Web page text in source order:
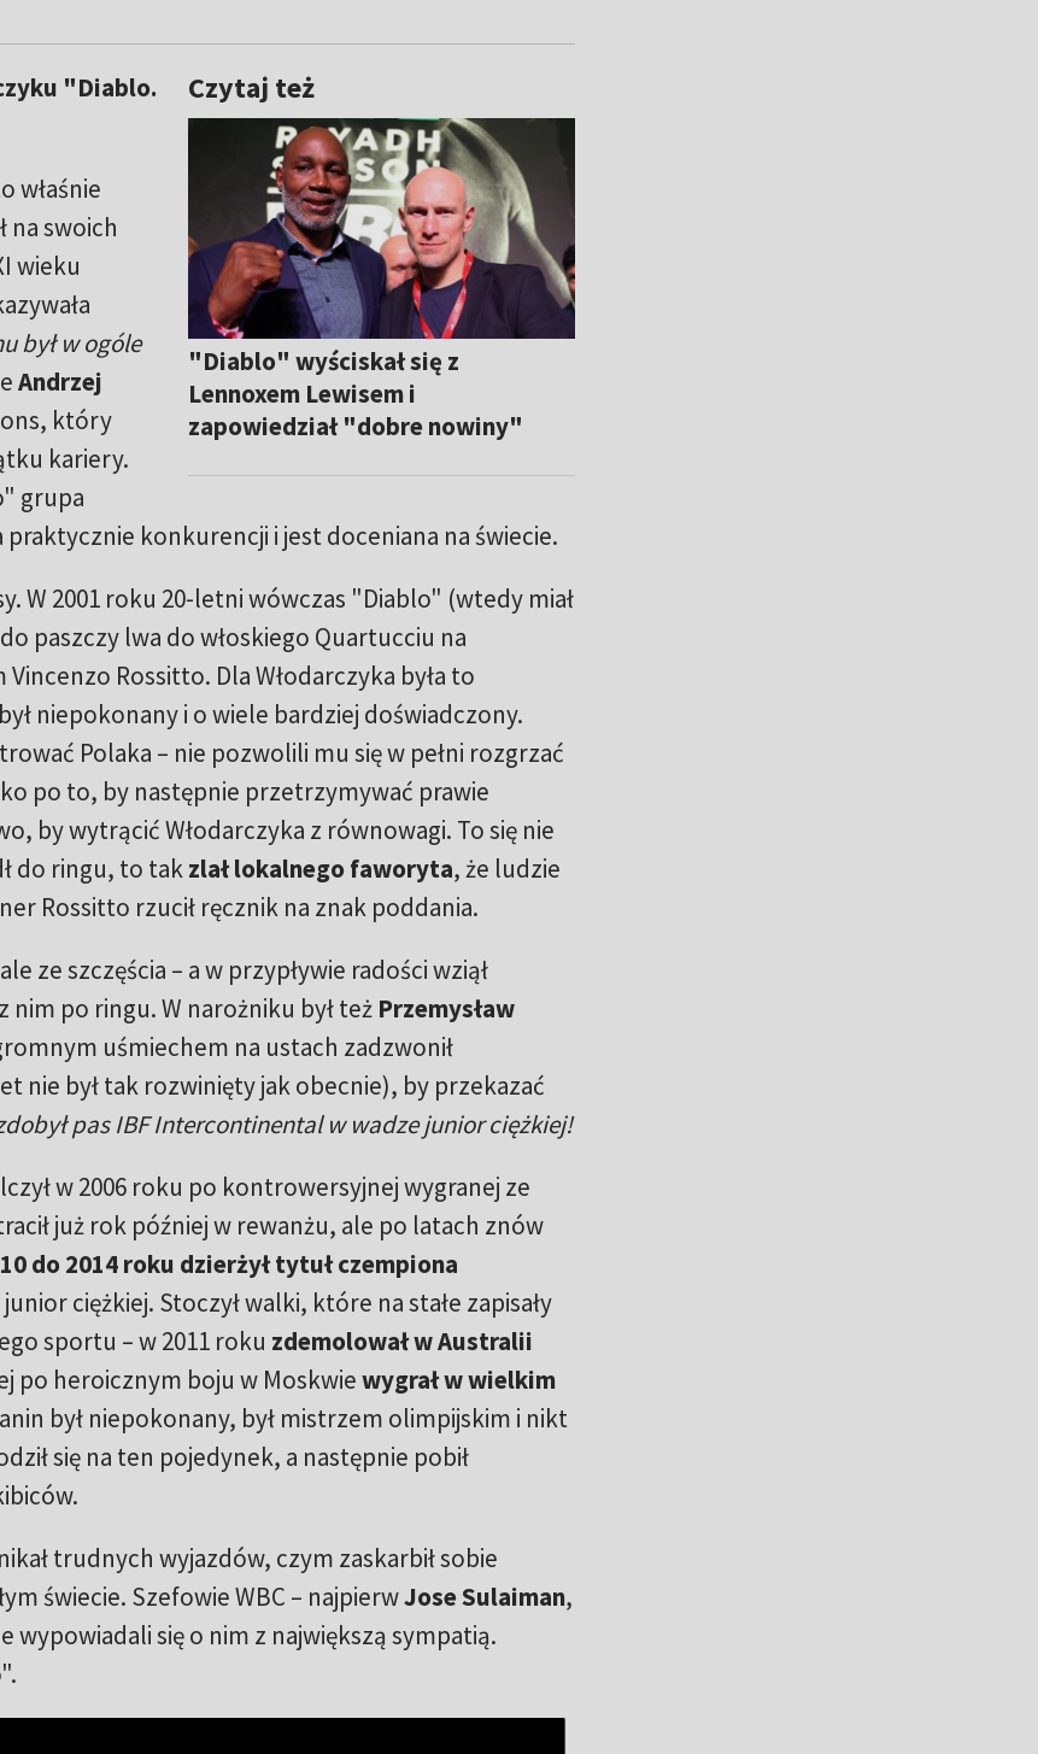
Czytaj też
"Diablo" wyściskał się z
Lennoxem Lewisem i
zapowiedział "dobre nowiny"
"Diablo.
właśnie
na swoich
wieku
był w ogóle
Andrzej
który
kariery.
grupa
praktycznie konkurencji i jest doceniana na świecie.
W 2001 roku 20-letni wówczas "Diablo" (wtedy miał
paszczy lwa do włoskiego Quartucciu na
Rossitto. Dla Włodarczyka była to
niepokonany i o wiele bardziej doświadczony.
Polaka – nie pozwolili mu się w pełni rozgrzać
po to, by następnie przetrzymywać prawie
by wytrącić Włodarczyka z równowagi. To się nie
do ringu, to takzlał lokalnego faworyta, że ludzie
Rossitto rzucił ręcznik na znak poddania.
ze szczęścia – a w przypływie radości wziął
nim po ringu. W narożniku był też Przemysław
uśmiechem na ustach zadzwonił
nie był tak rozwinięty jak obecnie), by przekazać
pas IBF Intercontinental w wadze junior ciężkiej!
w 2006 roku po kontrowersyjnej wygranej ze
już rok później w rewanżu, ale po latach znów
do 2014 roku dzierżył tytuł czempiona
ciężkiej. Stoczył walki, które na stałe zapisały
sportu – w 2011 roku zdemolował w Australii
po heroicznym boju w Moskwiewygrał w wielkim
był niepokonany, był mistrzem olimpijskim i nikt
się na ten pojedynek, a następnie pobił
trudnych wyjazdów, czym zaskarbił sobie
świecie. Szefowie WBC – najpierwJose Sulaiman,
wypowiadali się o nim z największą sympatią.